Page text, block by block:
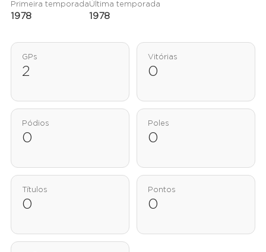
Primeira temporada
1978
Última temporada
1978
GPs
2
Vitórias
0
Pódios
0
Poles
0
Títulos
0
Pontos
0